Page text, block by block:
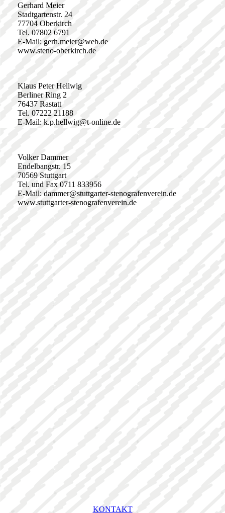
Gerhard Meier
Stadtgartenstr. 24
77704 Oberkirch
Tel. 07802 6791
E-Mail: gerh.meier@web.de
www.steno-oberkirch.de
Klaus Peter Hellwig
Berliner Ring 2
76437 Rastatt
Tel. 07222 21188
E-Mail: k.p.hellwig@t-online.de
Volker Dammer
Endelbangstr. 15
70569 Stuttgart
Tel. und Fax 0711 833956
E-Mail: dammer@stuttgarter-stenografenverein.de
www.stuttgarter-stenografenverein.de
KONTAKT